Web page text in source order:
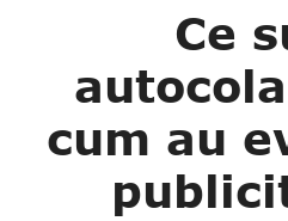
Ce
cum au